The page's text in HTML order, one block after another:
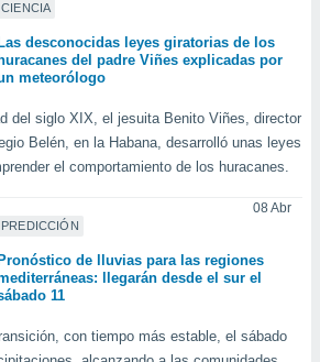
CIENCIA
Las desconocidas leyes giratorias de los
huracanes del padre Viñes explicadas por
meteorólogo
del siglo XIX, el jesuita Benito Viñes, director
Belén, en la Habana, desarrolló unas leyes
el comportamiento de los huracanes.
PREDICCIÓN
08 Abr
Pronóstico de lluvias para las regiones
llegarán desde el sur el
11
con tiempo más estable, el sábado